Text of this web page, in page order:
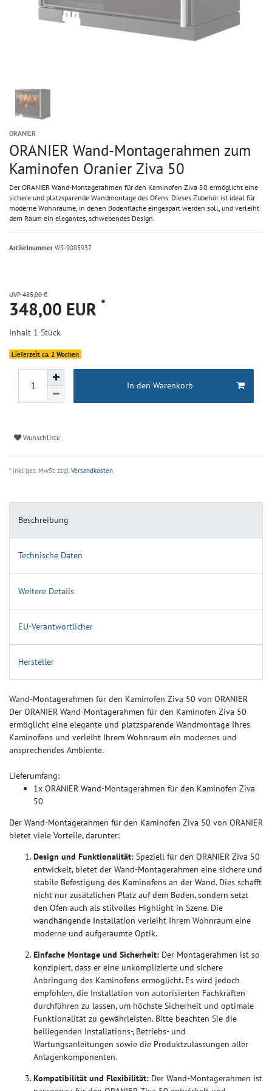
ORANIER
ORANIER Wand-Montagerahmen zum
Kaminofen Oranier Ziva 50
Der ORANIER Wand-Montagerahmen für den Kaminofen Ziva 50 ermöglicht eine
sichere und platzsparende Wandmontage des Ofens. Dieses Zubehör ist ideal für
moderne Wohnräume, in denen Bodenfläche eingespart werden soll, und verleiht
dem Raum ein elegantes, schwebendes Design.
Artikelnummer WS-9005937
UVP 485,00 €
348,00 EUR *
Inhalt 1 Stück
Lieferzeit ca. 2 Wochen
In den Warenkorb
Wunschliste
* inkl. ges. MwSt. zzgl. Versandkosten
Beschreibung
Technische Daten
Weitere Details
EU-Verantwortlicher
Hersteller
Wand-Montagerahmen für den Kaminofen Ziva 50 von ORANIER
Der ORANIER Wand-Montagerahmen für den Kaminofen Ziva 50
ermöglicht eine elegante und platzsparende Wandmontage Ihres
Kaminofens und verleiht Ihrem Wohnraum ein modernes und
ansprechendes Ambiente.
Lieferumfang:
1x ORANIER Wand-Montagerahmen für den Kaminofen Ziva
50
Der Wand-Montagerahmen für den Kaminofen Ziva 50 von ORANIER
bietet viele Vorteile, darunter:
Design und Funktionalität: Speziell für den ORANIER Ziva 50
entwickelt, bietet der Wand-Montagerahmen eine sichere und
stabile Befestigung des Kaminofens an der Wand. Dies schafft
nicht nur zusätzlichen Platz auf dem Boden, sondern setzt
den Ofen auch als stilvolles Highlight in Szene. Die
wandhängende Installation verleiht Ihrem Wohnraum eine
moderne und aufgeräumte Optik.
Einfache Montage und Sicherheit: Der Montagerahmen ist so
konzipiert, dass er eine unkomplizierte und sichere
Anbringung des Kaminofens ermöglicht. Es wird jedoch
empfohlen, die Installation von autorisierten Fachkräften
durchführen zu lassen, um höchste Sicherheit und optimale
Funktionalität zu gewährleisten. Bitte beachten Sie die
beiliegenden Installations-, Betriebs- und
Wartungsanleitungen sowie die Produktzulassungen aller
Anlagenkomponenten.
Kompatibilität und Flexibilität: Der Wand-Montagerahmen ist